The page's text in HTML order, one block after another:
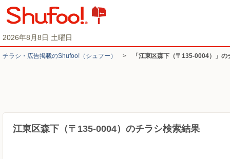
2026年8月8日 土曜日
チラシ・​広告掲載の​Shufoo!​（シュフー） > 「江東区森下（〒135-0004）」
江東区森下（〒135-0004）のチラシ検索結果